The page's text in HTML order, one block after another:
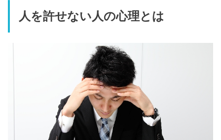
人を許せない人の心理とは